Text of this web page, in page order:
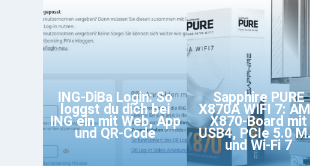
ING-DiBa Login: So
loggst du dich bei
ING ein mit Web, App
und QR-Code
Sapphire PURE
X870A WIFI 7:
X870-Board mit
USB4, PCIe 5.0
und Wi-Fi 7